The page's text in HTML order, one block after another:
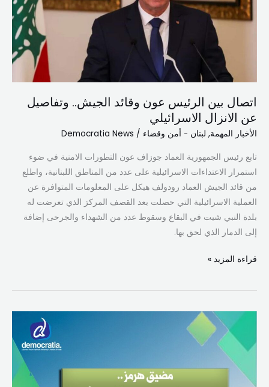
اتصال بين الرئيس عون وقائد الجيش.. وتفاصيل
عن الانزال الاسرائيلي
الأخبار المهمة, لبنان - أمن وقضاء /
Democratia News
تابع رئيس الجمهورية العماد جوزاف عون التطورات الامنية في ضوء
استمرار الاعتداءات الاسرائيلية على عدد من المناطق اللبنانية، واطلع
من قائد الجيش العماد رودولف هيكل على المعلومات المتوافرة عن
العملية الاسرائيلية التي حصلت بعد القصف المركز الذي تعرضت له
بلدة النبي شيت في البقاع وسقوط عدد من الشهداء والجرحى إضافة
إلى الدمار الذي لحق بها.
الجيش..
وتفاصيل
الاسرائيلي
قراءة المزيد »
مضيق
هرمز…
حين
السياسة